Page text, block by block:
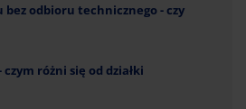
bez odbioru technicznego - czy
różni się od działki